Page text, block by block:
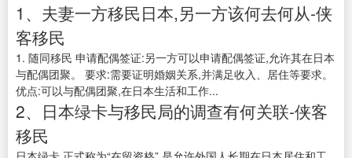
1、夫妻一方移民日本,另一方该何去何从-侠
客移民
1. 随同移民 申请配偶签证:另一方可以申请配偶签证,允许其在日本
与配偶团聚。 要求:需要证明婚姻关系,并满足收入、居住等要求。
优点:可以与配偶团聚,在日本生活和工作...
2、日本绿卡与移民局的调查有何关联-侠客
移民